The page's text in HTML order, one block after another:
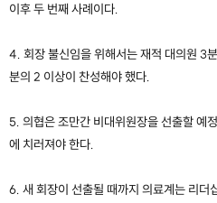
이후 두 번째 사례이다.
4. 회장 불신임을 위해서는 재적 대의원 3
분의 2 이상이 찬성해야 했다.
5. 의협은 조만간 비대위원장을 선출할 예
에 치러져야 한다.
6. 새 회장이 선출될 때까지 의료계는 리더